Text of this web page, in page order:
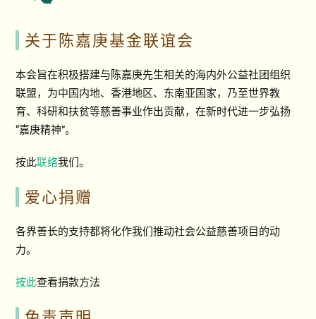
关于陈嘉庚基金联谊会
本会旨在积极搭建与陈嘉庚先生相关的海内外公益社团组织
联盟，为中国内地、香港地区、东南亚国家，乃至世界教
育、科研和扶贫等慈善事业作出贡献，在新时代进一步弘扬
“嘉庚精神”。
按此联络我们。
爱心捐赠
各界善长的支持都将化作我们推动社会公益慈善项目的动
力。
按此查看捐款方法